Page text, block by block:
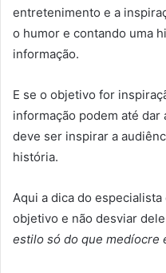
entretenimento e a
o humor e contando uma
informação.
E se o objetivo for
informação podem até
deve ser inspirar a
história.
Aqui a dica do
objetivo e não desviar
estilo só do que medíocre